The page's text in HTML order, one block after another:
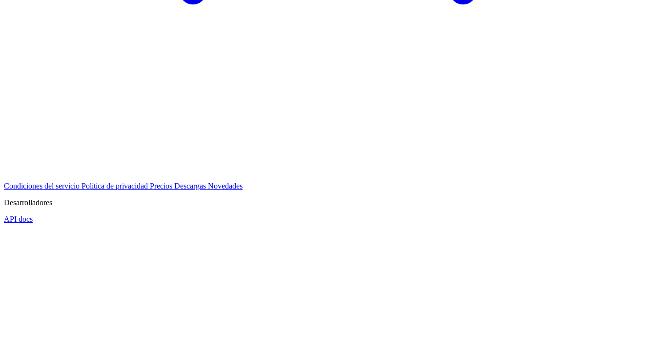
Condiciones del servicio Política de privacidad Precios Descargas Novedades
Desarrolladores
API docs